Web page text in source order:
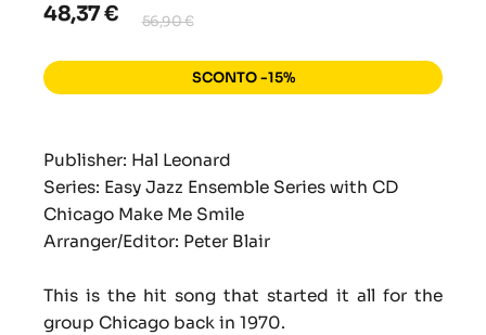
48,37 € 56,90 €
SCONTO -15%
Publisher: Hal Leonard
Series: Easy Jazz Ensemble Series with CD
Chicago Make Me Smile
Arranger/Editor: Peter Blair
This is the hit song that started it all for the
group Chicago back in 1970.